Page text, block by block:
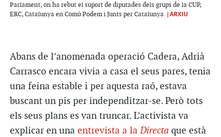
Parlament, on ha rebut el suport de diputades dels grups de la CUP,
ERC, Catalunya en Comú Podem i Junts per Catalunya |ARXIU
Abans de l’anomenada operació Cadera, Adrià
Carrasco encara vivia a casa el seus pares, tenia
una feina estable i per aquesta raó, estava
buscant un pis per independitzar-se. Però tots
els seus plans es van truncar. L’activista va
explicar en una entrevista a laDirecta que està